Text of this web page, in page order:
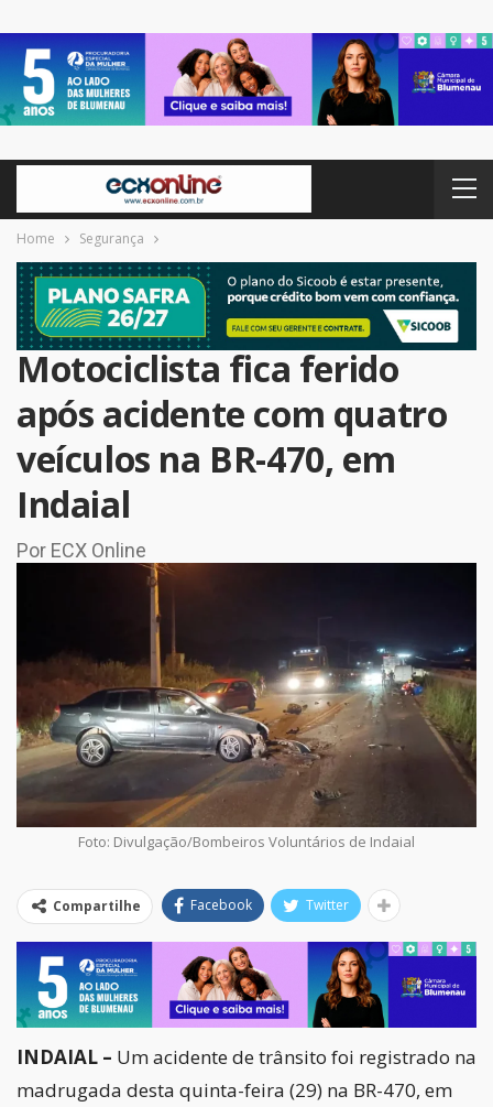
Home Segurança
Motociclista fica ferido
após acidente com quatro
veículos na BR-470, em
Indaial
Por ECX Online
Foto: Divulgação/Bombeiros Voluntários de Indaial
Compartilhe Facebook Twitter
INDAIAL – Um acidente de trânsito foi registrado na
madrugada desta quinta-feira (29) na BR-470, em